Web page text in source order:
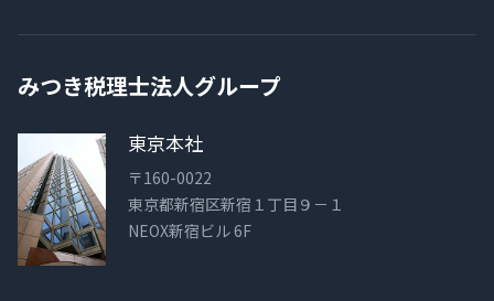
みつき税理士法人グループ
東京本社
〒160-0022
東京都新宿区新宿１丁目９－１
NEOX新宿ビル 6F